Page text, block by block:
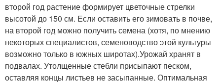
второй год растение формирует цветочные стрелки
высотой до 150 см. Если оставить его зимовать в почве,
на второй год можно получить семена (хотя, по мнению
некоторых специалистов, семеноводство этой культуры
возможно только в южных широтах).Урожай хранят в
подвалах. Утолщенные стебли присыпают песком,
оставляя концы листьев не засыпанные. Оптимальная